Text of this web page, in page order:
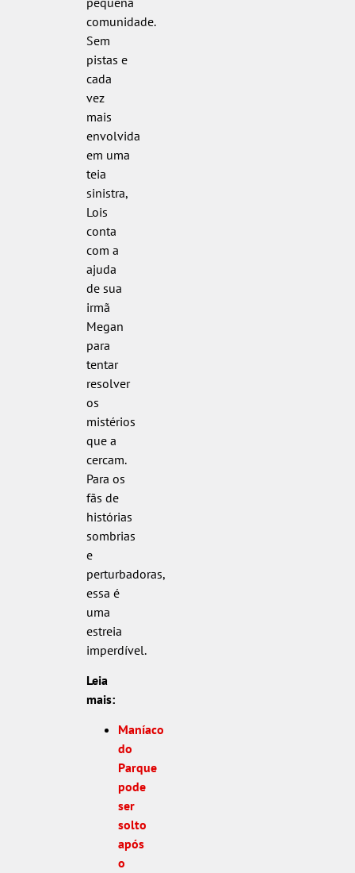
comunidade.
Sem
pistas e
cada
vez
mais
envolvida
em uma
teia
sinistra,
Lois
conta
com a
ajuda
de sua
irmã
Megan
para
tentar
resolver
os
mistérios
que a
cercam.
Para os
fãs de
histórias
sombrias
e
perturbadoras,
essa é
uma
estreia
imperdível.
Leia
mais:
Maníaco
do
Parque
pode
ser
solto
após
o